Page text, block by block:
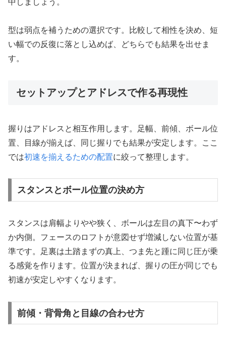
型は弱点を補うための選択です。比較して相性を決め、短
い幅での反復に落とし込めば、どちらでも結果を出せま
す。
セットアップとアドレスで作る再現性
握りはアドレスと相互作用します。足幅、前傾、ボール位
置、目線が揃えば、同じ握りでも結果が安定します。ここ
では初速を揃えるための配置に絞って整理します。
スタンスとボール位置の決め方
スタンスは肩幅よりやや狭く、ボールは左目の真下〜わず
か内側。フェースのロフトが意図せず増減しない位置が基
準です。足裏は土踏まずの真上、つま先と踵に同じ圧が乗
る感覚を作ります。位置が決まれば、握りの圧が同じでも
初速が安定しやすくなります。
前傾・背骨角と目線の合わせ方